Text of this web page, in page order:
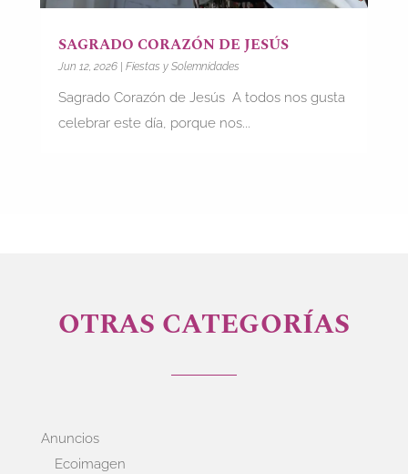
SAGRADO CORAZÓN DE JESÚS
Jun 12, 2026| Fiestas y Solemnidades
Sagrado Corazón de Jesús A todos nos gusta
celebrar este día, porque nos...
OTRAS CATEGORÍAS
Anuncios
Ecoimagen